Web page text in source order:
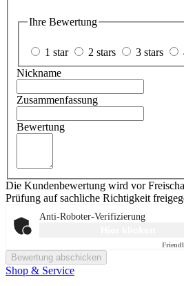
Ihre Bewertung
1 star 2 stars 3 stars
Nickname
Zusammenfassung
Bewertung
Die Kundenbewertung wird vor
Prüfung auf sachliche Richtigkeit
Anti-Roboter-Verifizierung
Bewertung abschicken
Shop & Service